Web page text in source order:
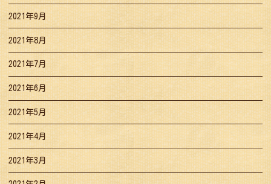
2021年9月
2021年8月
2021年7月
2021年6月
2021年5月
2021年4月
2021年3月